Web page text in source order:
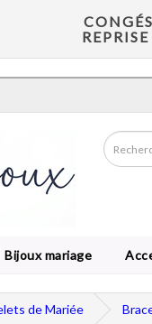
Bijoux mariage
de Mariée